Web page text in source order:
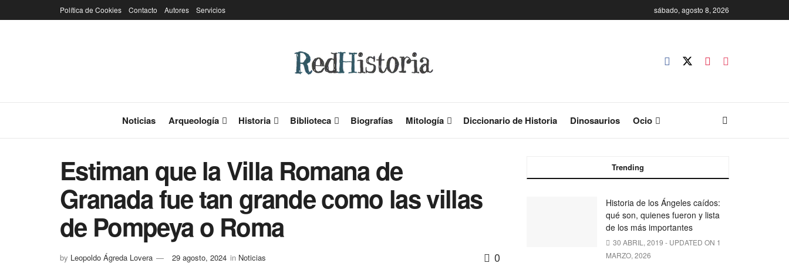
Política de Cookies Contacto Autores Servicios sábado, agosto 8, 2026
Noticias Arqueología Historia Biblioteca Biografías Mitología Diccionario de Historia Dinosaurios Ocio
Estiman que la Villa Romana de
Granada fue tan grande como las villas
de Pompeya o Roma
by Leopoldo Ágreda Lovera 29 agosto, 2024 in Noticias 0
Trending
Historia de los Ángeles caídos:
qué son, quienes fueron y lista
de los más importantes
30 ABRIL, 2019 - UPDATED ON 1
MARZO, 2026